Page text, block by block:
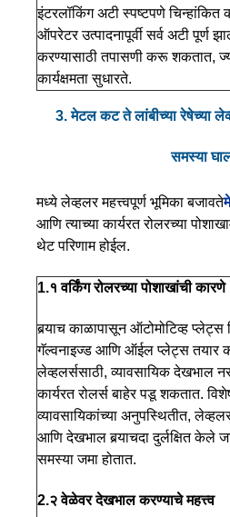
इंटरलॉकिंग अटी स्पष्टपणे
ऑपरेटर उत्पादनापूर्वी सर्व अटी पूर्ण
करण्यासाठी तपासणी करू शकतात,
कार्यक्षमता सुधारते.
3. मेटल कट ते लांबीच्या रेषेच्या
समस्या
मध्ये लेव्हलर महत्त्वपूर्ण भूमिका बजावते
आणि त्याच्या कार्यरत रोलरच्या
थेट परिणाम होईल.
1.१ वर्किंग रोलरच्या पोशाखांची कारणे
बर्‍याच काळापासून ऑटोमोटिव्ह प्लेट्स
गॅल्वनाइज्ड आणि ऑईल प्लेट्स तयार
लेव्हलर्ससाठी, व्यावसायिक देखभाल
कार्यरत रोलर्स बाहेर पडू शकतात.
व्यावसायिकांच्या अनुपस्थितीत,
आणि देखभाल बर्‍याचदा दुर्लक्षित केले
समस्या जमा होतात.
2.२ वेळेवर देखभाल करण्याचे महत्त्व